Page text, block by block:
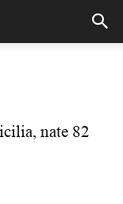
nate 82